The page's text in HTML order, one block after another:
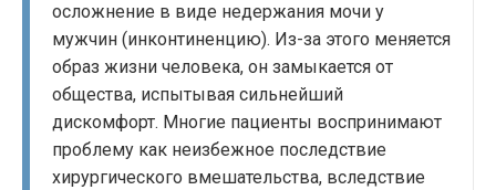
осложнение в виде недержания мочи у
мужчин (инконтиненцию). Из-за этого меняется
образ жизни человека, он замыкается от
общества, испытывая сильнейший
дискомфорт. Многие пациенты воспринимают
проблему как неизбежное последствие
хирургического вмешательства, вследствие